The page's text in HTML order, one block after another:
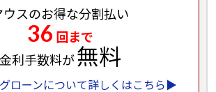
ウスのお得な分割払い
36 回まで
金利手数料が無料
ローンについて詳しくはこちら▶